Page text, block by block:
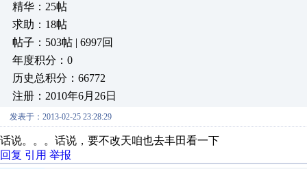
精华：25帖
求助：18帖
帖子：503帖 | 6997回
年度积分：0
历史总积分：66772
注册：2010年6月26日
发表于：2013-02-25 23:28:29
话说。。。话说，要不改天咱也去丰田看一下
回复 引用 举报